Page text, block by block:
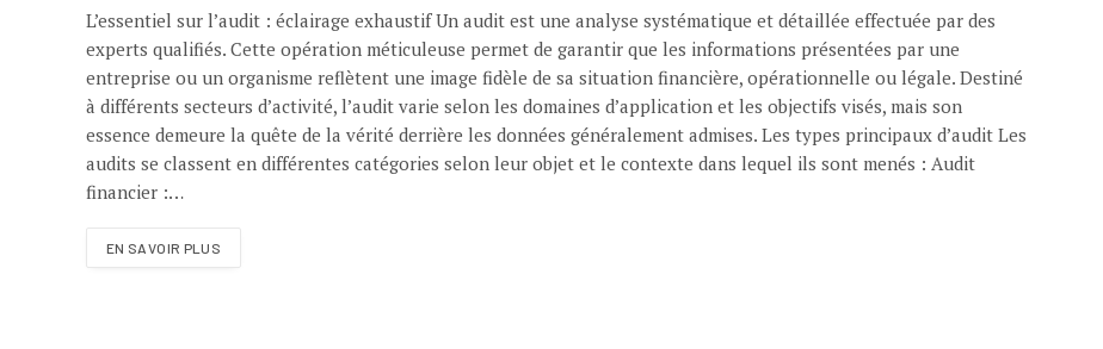
L’essentiel sur l’audit : éclairage exhaustif Un audit est une analyse systématique et détaillée effectuée par des
experts qualifiés. Cette opération méticuleuse permet de garantir que les informations présentées par une
entreprise ou un organisme reflètent une image fidèle de sa situation financière, opérationnelle ou légale. Destiné
à différents secteurs d’activité, l’audit varie selon les domaines d’application et les objectifs visés, mais son
essence demeure la quête de la vérité derrière les données généralement admises. Les types principaux d’audit Les
audits se classent en différentes catégories selon leur objet et le contexte dans lequel ils sont menés : Audit
financier :…
EN SAVOIR PLUS